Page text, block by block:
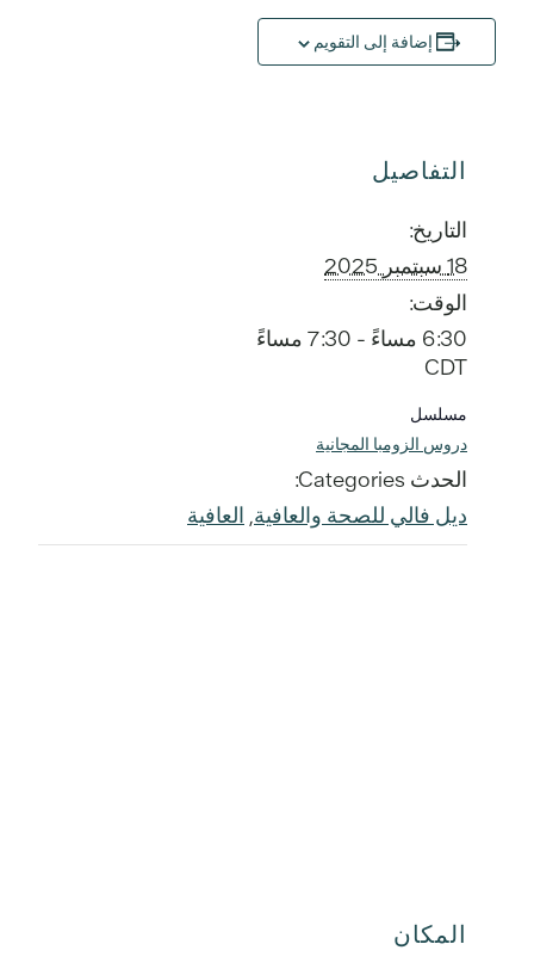
إضافة إلى التقويم
التفاصيل
التاريخ:
18 سبتمبر 2025
الوقت:
6:30 مساءً - 7:30 مساءً
CDT
مسلسل
دروس الزومبا المجانية
الحدث Categories:
ديل فالي للصحة والعافية, العافية
المكان